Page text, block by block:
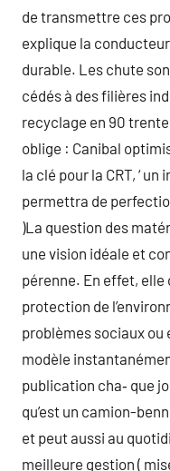
de transmettre ces
explique la
durable. Les chute
cédés à des filières
recyclage en 90
oblige : Canibal
la clé pour la CRT, ‘
permettra de
)La question des
une vision idéale et
pérenne. En effet, elle
protection de
problèmes sociaux ou
modèle
publication cha‑ que
qu’est un camion-
et peut aussi au
meilleure gestion (